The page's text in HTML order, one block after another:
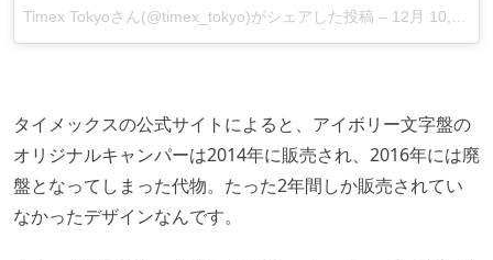
Timex Tokyoさん(@timex_tokyo)がシェアした投稿 – 12月 10, 2017 at 6:56午後 PST
タイメックスの公式サイトによると、アイボリー文字盤の
オリジナルキャンパーは2014年に販売され、2016年には廃
盤となってしまった代物。たった2年間しか販売されてい
なかったデザインなんです。